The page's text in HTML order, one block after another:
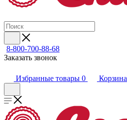
8-800-700-88-68
Заказать звонок
Избранные товары 0 Корзина